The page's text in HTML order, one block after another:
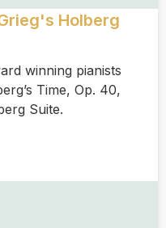
Holberg
winning pianists
Time, Op. 40,
Suite.